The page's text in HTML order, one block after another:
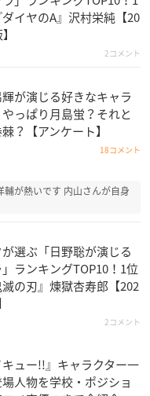
イヤのA』沢村栄純【20
2コメント
が演じる好きなキャラ
っぱり月島蛍？それと
？【アンケート】
18コメント
が熱いです 内山さんが自身
選ぶ「日野聡が演じる
ランキングTOP10！1位
の刃』煉󠄁獄杏寿郎【202
2コメント
キュー!!』キャラクター一
人物を学校・ポジショ